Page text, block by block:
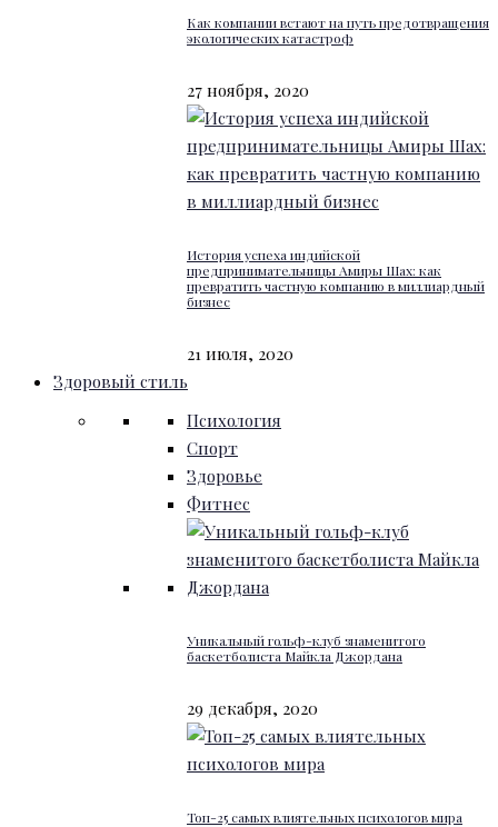
Как компании встают на путь предотвращения
экологических катастроф
27 ноября, 2020
История успеха индийской
предпринимательницы Амиры Шах: как
превратить частную компанию в миллиардный
бизнес
21 июля, 2020
Здоровый стиль
Психология
Спорт
Здоровье
Фитнес
Уникальный гольф-клуб знаменитого
баскетболиста Майкла Джордана
29 декабря, 2020
Топ-25 самых влиятельных психологов мира